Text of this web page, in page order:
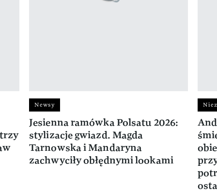
Newsy
Jesienna ramówka Polsatu 2026:
stylizacje gwiazd. Magda
Tarnowska i Mandaryna
zachwyciły obłędnymi lookami